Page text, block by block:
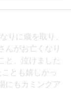
りに歳を取り、
んがお亡くなり
と、泣けました
とも嬉しかっ
にもカミングア